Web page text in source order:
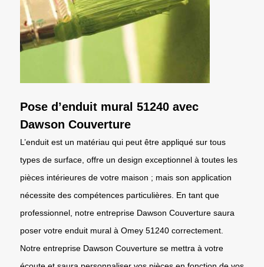
Pose d’enduit mural 51240 avec
Dawson Couverture
L’enduit est un matériau qui peut être appliqué sur tous
types de surface, offre un design exceptionnel à toutes les
pièces intérieures de votre maison ; mais son application
nécessite des compétences particulières. En tant que
professionnel, notre entreprise Dawson Couverture saura
poser votre enduit mural à Omey 51240 correctement.
Notre entreprise Dawson Couverture se mettra à votre